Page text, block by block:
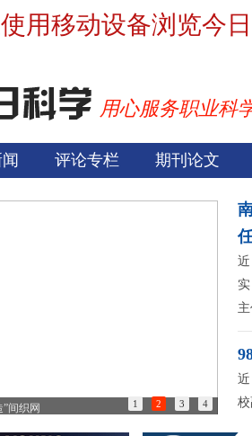
用移动设备浏览今
用心服务职业科
评论专栏 期刊论文
间织网 85
1 2 3 4